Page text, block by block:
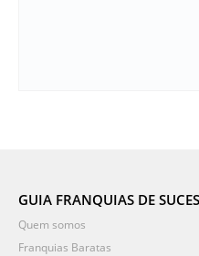
GUIA FRANQUIAS DE
Quem somos
Franquias Baratas